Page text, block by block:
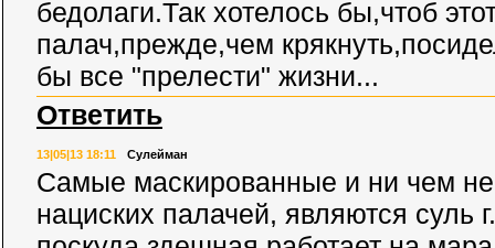
бедолаги.Так хотелось бы,чтоб
палач,прежде,чем
бы все "прелести" жизни...
Ответить
13|05|13 18:11 Сулейман
Самые маскированные и ни чем
нациских палачей, являются суль